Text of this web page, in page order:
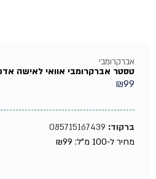
אברקרומבי
טסטר אברקרומבי אוואי לאישה אדפ 100מל
₪99
ברקוד:085715167439
מחיר ל-100 מ"ל:
₪99